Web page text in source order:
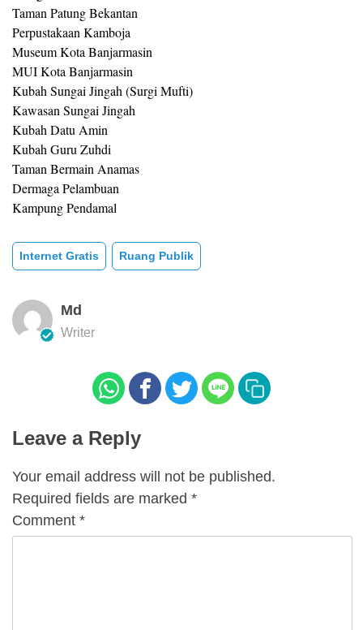
Taman Patung Bekantan
Perpustakaan Kamboja
Museum Kota Banjarmasin
MUI Kota Banjarmasin
Kubah Sungai Jingah (Surgi Mufti)
Kawasan Sungai Jingah
Kubah Datu Amin
Kubah Guru Zuhdi
Taman Bermain Anamas
Dermaga Pelambuan
Kampung Pendamal
Internet Gratis Ruang Publik
Md
Writer
Leave a Reply
Your email address will not be published.
Required fields are marked *
Comment *